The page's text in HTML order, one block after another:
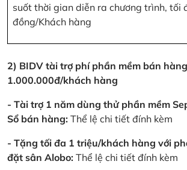
suốt thời gian diễn ra chương trình, tối
đồng/Khách hàng
2) BIDV tài trợ phí phần mềm bán
1.000.000đ/khách hàng
- Tài trợ 1 năm dùng thử phần mềm
Sổ bán hàng: Thể lệ chi tiết đính kèm
- Tặng tối đa 1 triệu/khách hàng với
đặt sân Alobo: Thể lệ chi tiết đính kèm